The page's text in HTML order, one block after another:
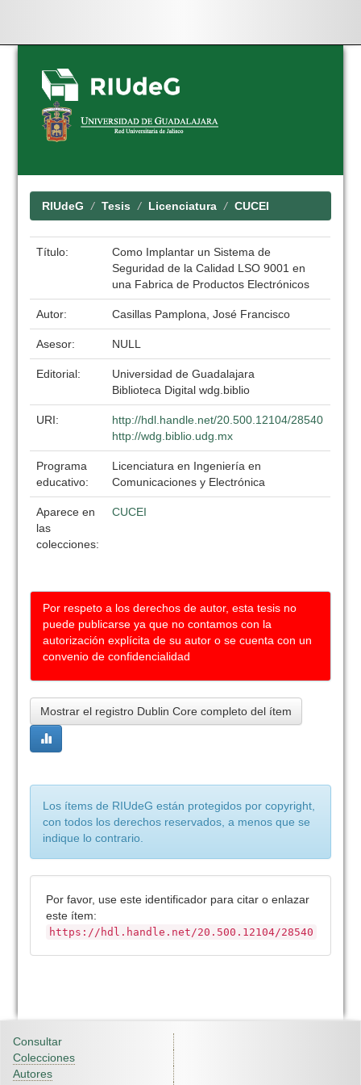
Skip
navigation
RIUdeG Tesis Licenciatura CUCEI
Título:
Como Implantar un Sistema de
Seguridad de la Calidad LSO 9001 en
una Fabrica de Productos Electrónicos
Autor: Casillas Pamplona, José Francisco
Asesor: NULL
Editorial:
Universidad de Guadalajara
Biblioteca Digital wdg.biblio
URI:
http://hdl.handle.net/20.500.12104/28540
http://wdg.biblio.udg.mx
Programa
educativo:
Licenciatura en Ingeniería en
Comunicaciones y Electrónica
Aparece en
las
colecciones:
CUCEI
Por respeto a los derechos de autor, esta tesis no
puede publicarse ya que no contamos con la
autorización explícita de su autor o se cuenta con un
convenio de confidencialidad
Mostrar el registro Dublin Core completo del ítem
Los ítems de RIUdeG están protegidos por copyright,
con todos los derechos reservados, a menos que se
indique lo contrario.
Por favor, use este identificador para citar o enlazar
este ítem:
https://hdl.handle.net/20.500.12104/28540
Consultar
Colecciones
Autores